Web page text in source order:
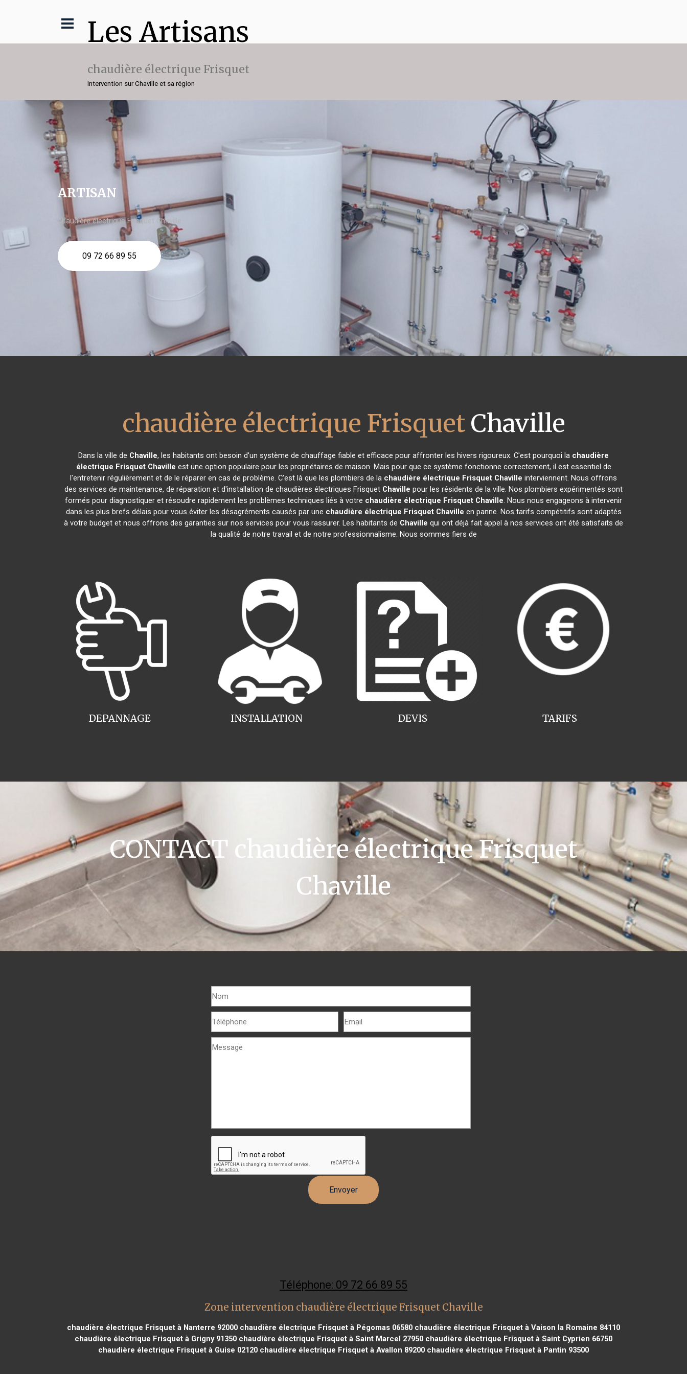
Les Artisans
chaudière électrique Frisquet
Intervention sur Chaville et sa région
ARTISAN
chaudière électrique Frisquet Chaville
09 72 66 89 55
chaudière électrique FrisquetChaville
Dans la ville de Chaville, les habitants ont besoin d'un système de chauffage fiable et efficace pour affronter les hivers rigoureux. C'est pourquoi la chaudière
électrique Frisquet Chaville est une option populaire pour les propriétaires de maison. Mais pour que ce système fonctionne correctement, il est essentiel de
l'entretenir régulièrement et de le réparer en cas de problème. C'est là que les plombiers de la chaudière électrique Frisquet Chaville interviennent. Nous offrons
des services de maintenance, de réparation et d'installation de chaudières électriques Frisquet Chaville pour les résidents de la ville. Nos plombiers expérimentés sont
formés pour diagnostiquer et résoudre rapidement les problèmes techniques liés à votre chaudière électrique Frisquet Chaville. Nous nous engageons à intervenir
dans les plus brefs délais pour vous éviter les désagréments causés par une chaudière électrique Frisquet Chaville en panne. Nos tarifs compétitifs sont adaptés
à votre budget et nous offrons des garanties sur nos services pour vous rassurer. Les habitants de Chaville qui ont déjà fait appel à nos services ont été satisfaits de
la qualité de notre travail et de notre professionnalisme. Nous sommes fiers de
INSTALLATION
DEPANNAGE TARIFS
DEVIS
CONTACT chaudière électrique Frisquet
Chaville
Téléphone: 09 72 66 89 55
Zone intervention chaudière électrique Frisquet Chaville
chaudière électrique Frisquet à Nanterre 92000 chaudière électrique Frisquet à Pégomas 06580 chaudière électrique Frisquet à Vaison la Romaine 84110
chaudière électrique Frisquet à Grigny 91350 chaudière électrique Frisquet à Saint Marcel 27950 chaudière électrique Frisquet à Saint Cyprien 66750
chaudière électrique Frisquet à Guise 02120 chaudière électrique Frisquet à Avallon 89200 chaudière électrique Frisquet à Pantin 93500